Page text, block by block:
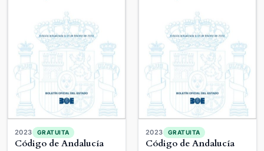
2023 GRATUITA
Código de Andalucía
2023 GRATUITA
Código de Andalucía